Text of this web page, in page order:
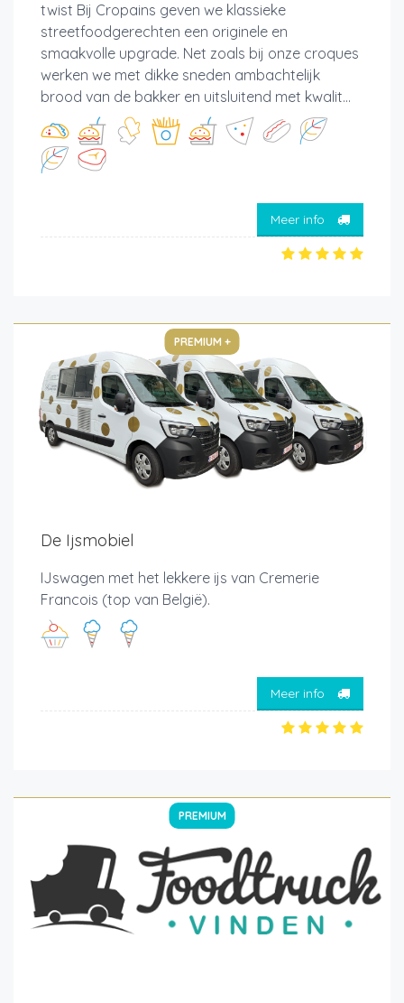
twist Bij Cropains geven we klassieke
streetfoodgerechten een originele en
smaakvolle upgrade. Net zoals bij onze croques
werken we met dikke sneden ambachtelijk
brood van de bakker en uitsluitend met kwalit...
Meer info
PREMIUM +
De Ijsmobiel
IJswagen met het lekkere ijs van Cremerie
Francois (top van België).
Meer info
PREMIUM